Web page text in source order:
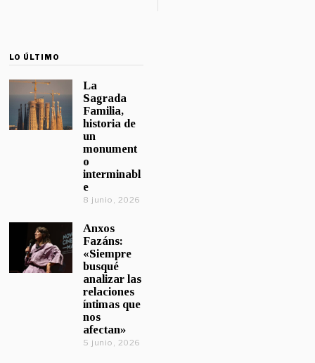
LO ÚLTIMO
La
Sagrada
Familia,
historia de
un
monument
o
interminabl
e
8 junio, 2026
Anxos
Fazáns:
«Siempre
busqué
analizar las
relaciones
íntimas que
nos
afectan»
5 junio, 2026